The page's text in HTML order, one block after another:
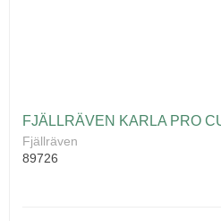
FJÄLLRÄVEN KARLA PRO
Fjällräven
89726